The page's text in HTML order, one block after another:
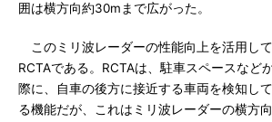
囲は横方向約30mまで広がった。
このミリ波レーダーの性能向上を活用し
RCTAである。RCTAは、駐車スペースなど
際に、自車の後方に接近する車両を検知し
る機能だが、これはミリ波レーダーの横方